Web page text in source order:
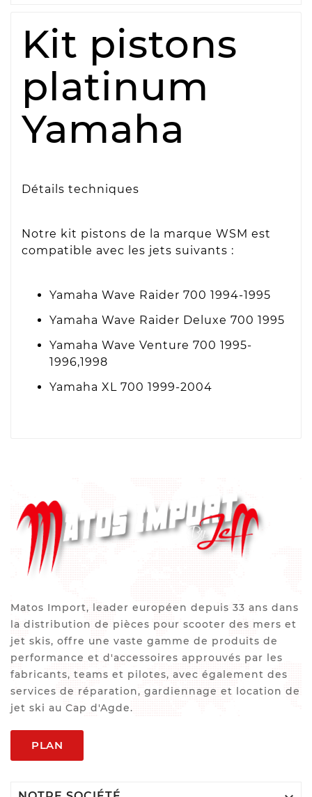
Kit pistons
platinum
Yamaha
Détails techniques
Notre kit pistons de la marque WSM est
compatible avec les jets suivants :
Yamaha Wave Raider 700 1994-1995
Yamaha Wave Raider Deluxe 700 1995
Yamaha Wave Venture 700 1995-
1996,1998
Yamaha XL 700 1999-2004
Matos Import, leader européen depuis 33 ans dans
la distribution de pièces pour scooter des mers et
jet skis, offre une vaste gamme de produits de
performance et d'accessoires approuvés par les
fabricants, teams et pilotes, avec également des
services de réparation, gardiennage et location de
jet ski au Cap d'Agde.
PLAN